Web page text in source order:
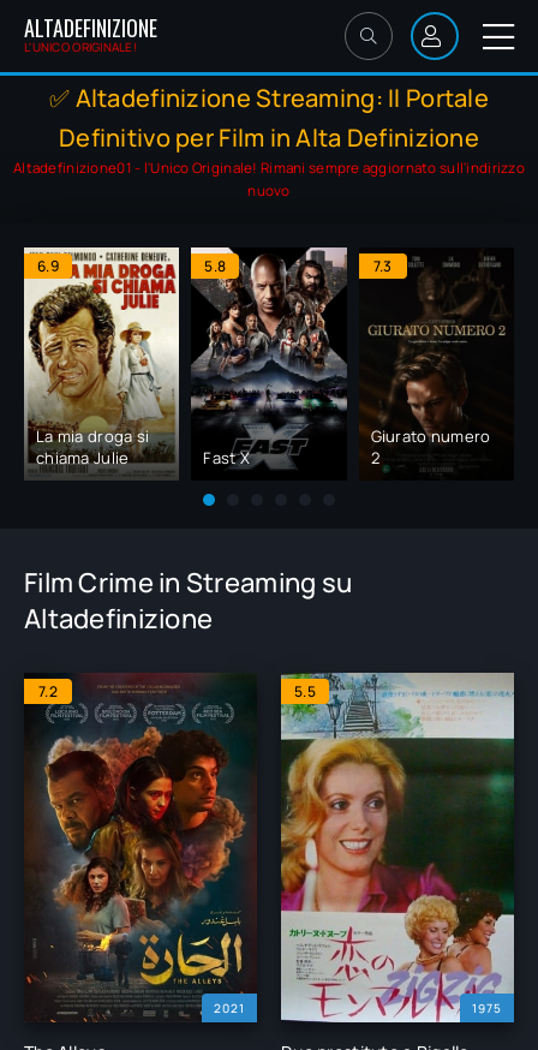
ALTADEFINIZIONE
L'UNICO ORIGINALE!
✅ Altadefinizione Streaming: Il Portale
Definitivo per Film in Alta Definizione
Altadefinizione01 - l'Unico Originale! Rimani sempre aggiornato sull'indirizzo
nuovo
6.9
La mia droga si
chiama Julie
5.8
Fast X
7.3
Giurato numero
2
Film Crime in Streaming su
Altadefinizione
2021
7.2
1975
5.5